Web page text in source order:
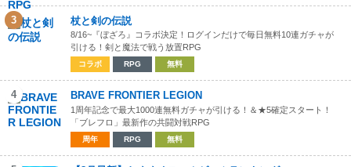
3 杖と剣の伝説
8/16~『ぼざろ』コラボ決定！ログインだけで毎日無料10連ガチャが
引ける！剣と魔法で戦う放置RPG
コラボ RPG 無料
4 BRAVE FRONTIER LEGION
1周年記念で最大1000連無料ガチャが引ける！＆★5確定スタート！
「ブレフロ」最新作の共闘対戦RPG
周年 RPG 無料